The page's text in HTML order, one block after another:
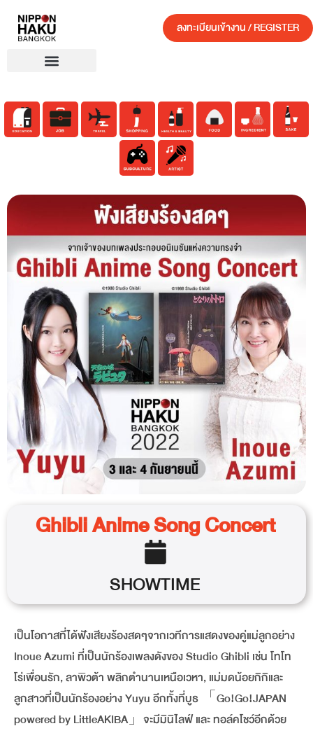
ลงทะเบียนเข้างาน / REGISTER
Ghibli Anime Song Concert
SHOWTIME
เป็นโอกาสที่ได้ฟังเสียงร้องสดๆจากเวทีการแสดงของคู่แม่ลูกอย่าง
Inoue Azumi ที่เป็นนักร้องเพลงดังของ Studio Ghibli เช่น โทโท
โร่เพื่อนรัก, ลาพิวต้า พลิกตำนานเหนือเวหา, แม่มดน้อยกิกิและ
ลูกสาวที่เป็นนักร้องอย่าง Yuyu อีกทั้งที่บูธ 「Go!Go!JAPAN
powered by LittleAKIBA」จะมีมินิไลฟ์ และ ทอล์คโชว์อีกด้วย